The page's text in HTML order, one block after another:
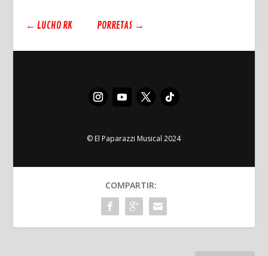
← LUCHO RK PORRETAS →
© El Paparazzi Musical 2024
COMPARTIR: